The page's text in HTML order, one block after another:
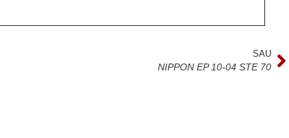
SAU
NIPPON EP 10-04 STE 70